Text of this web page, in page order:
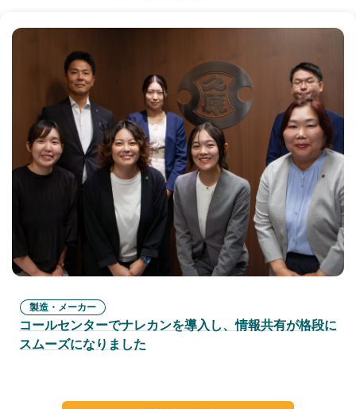
製造・メーカー
コールセンターでナレカンを導入し、情報共有が格段に
スムーズになりました